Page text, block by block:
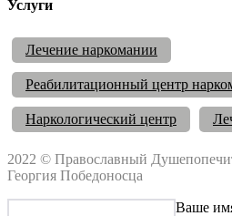
Услуги
Лечение наркомании
Реабилитационный центр
Наркологический центр
2022 © Православный
Георгия Победоносца
Ваше